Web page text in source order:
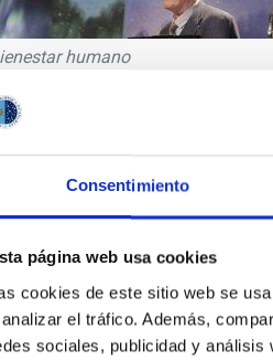
Consentimiento
página web usa cookies
cookies de este sitio web se
el tráfico. Además,
sociales, publicidad y análisis
humano
bloque de la jornada. Crédito.